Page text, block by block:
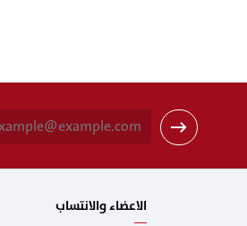
الاعضاء والانتساب